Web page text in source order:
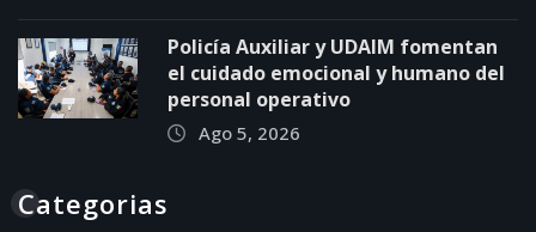
Policía Auxiliar y UDAIM fomentan
el cuidado emocional y humano del
personal operativo
Ago 5, 2026
Categorias